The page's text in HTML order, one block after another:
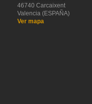
46740 Carcaixent
Valencia (ESPAÑA)
Ver mapa